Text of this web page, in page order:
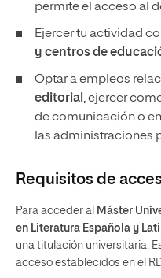
permite el acceso al
Ejercer tu actividad
y centros de
Optar a empleos
editorial , ejercer
de comunicación o en
las administraciones
Requisitos de
Para acceder al Máster
en Literatura Española y
una titulación universitaria.
acceso establecidos en el